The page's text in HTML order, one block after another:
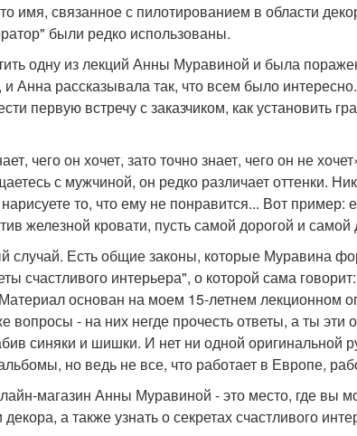
имя, связанное с пилотированием в области
были редко использованы.
одну из лекций Анны Муравиной и была
Анна рассказывала так, что всем было
первую встречу с заказчиком, как установить
чего он хочет, зато точно знает, чего он не
с мужчиной, он редко различает оттенки.
то, что ему не понравится... Вот пример:
железной кровати, пусть самой дорогой и самой
случай. Есть общие законы, которые Муравина
счастливого интерьера", о которой сама
основан на моем 15-летнем лекционном
вопросы - на них негде прочесть ответы, а ты
синяки и шишки. И нет ни одной оригинальной
но ведь не все, что работает в Европе,
магазин Анны Муравиной - это место, где вы
а также узнать о секретах счастливого